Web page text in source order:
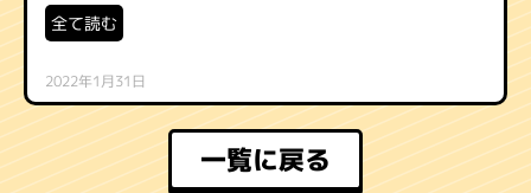
全て読む
2022年1月31日
一覧に戻る